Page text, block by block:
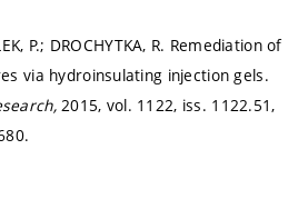
P.; DROCHYTKA, R. Remediation of
via hydroinsulating injection gels.
2015, vol. 1122, iss. 1122.51,